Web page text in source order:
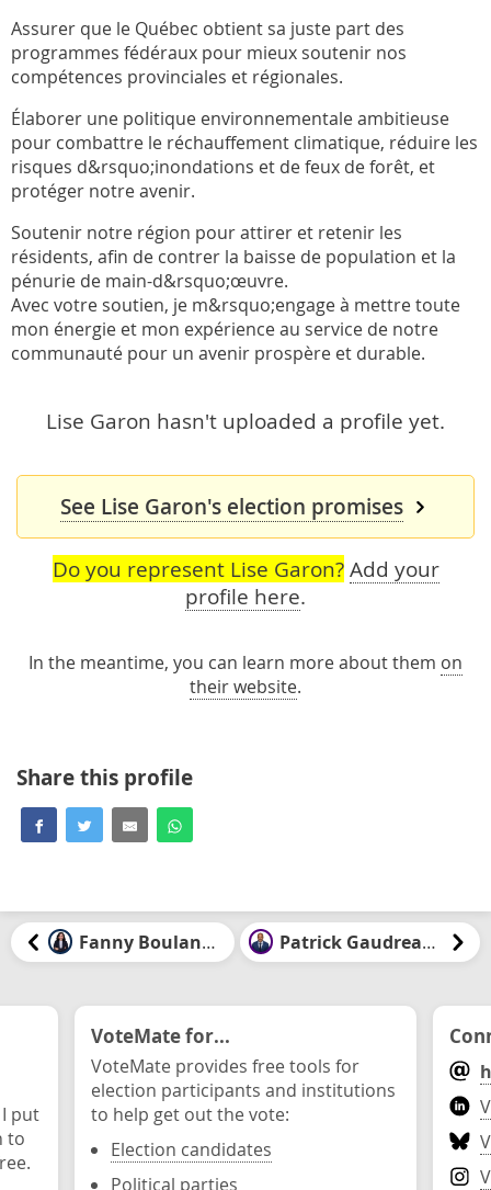
Assurer que le Québec obtient sa juste part des
programmes fédéraux pour mieux soutenir nos
compétences provinciales et régionales.
Élaborer une politique environnementale ambitieuse
pour combattre le réchauffement climatique, réduire les
risques d&rsquo;inondations et de feux de forêt, et
protéger notre avenir.
Soutenir notre région pour attirer et retenir les
résidents, afin de contrer la baisse de population et la
pénurie de main-d&rsquo;œuvre.
Avec votre soutien, je m&rsquo;engage à mettre toute
mon énergie et mon expérience au service de notre
communauté pour un avenir prospère et durable.
Lise Garon hasn't uploaded a profile yet.
See Lise Garon's election promises
Do you represent Lise Garon? Add your
profile here.
In the meantime, you can learn more about them on
their website.
Share this profile
Fanny Boulanger Patrick Gaudreault
put
to
VoteMate for...
VoteMate provides free tools for
election participants and institutions
to help get out the vote:
Election candidates
Political parties